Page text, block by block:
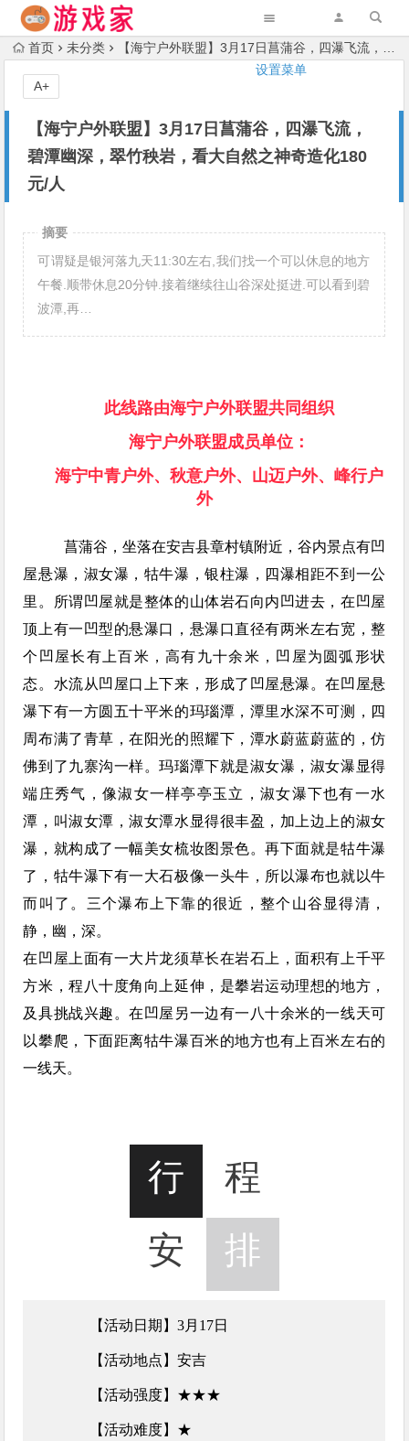
设置菜单
首页 未分类 【海宁户外联盟】3月17日菖蒲谷，四瀑飞流，碧潭幽深，翠竹秧岩，看大自然之神奇造化180元/人
【海宁户外联盟】3月17日菖蒲谷，四瀑飞流，
碧潭幽深，翠竹秧岩，看大自然之神奇造化180
元/人
A+
摘要
可谓疑是银河落九天11:30左右,我们找一个可以休息的地方
午餐.顺带休息20分钟.接着继续往山谷深处挺进.可以看到碧
波潭,再…
此线路由海宁户外联盟共同组织
海宁户外联盟成员单位：
海宁中青户外、秋意户外、山迈户外、峰行户
外
菖蒲谷，坐落在安吉县章村镇附近，谷内景点有凹
屋悬瀑，淑女瀑，牯牛瀑，银柱瀑，四瀑相距不到一公
里。所谓凹屋就是整体的山体岩石向内凹进去，在凹屋
顶上有一凹型的悬瀑口，悬瀑口直径有两米左右宽，整
个凹屋长有上百米，高有九十余米，凹屋为圆弧形状
态。水流从凹屋口上下来，形成了凹屋悬瀑。在凹屋悬
瀑下有一方圆五十平米的玛瑙潭，潭里水深不可测，四
周布满了青草，在阳光的照耀下，潭水蔚蓝蔚蓝的，仿
佛到了九寨沟一样。玛瑙潭下就是淑女瀑，淑女瀑显得
端庄秀气，像淑女一样亭亭玉立，淑女瀑下也有一水
潭，叫淑女潭，淑女潭水显得很丰盈，加上边上的淑女
瀑，就构成了一幅美女梳妆图景色。再下面就是牯牛瀑
了，牯牛瀑下有一大石极像一头牛，所以瀑布也就以牛
而叫了。三个瀑布上下靠的很近，整个山谷显得清，
静，幽，深。
在凹屋上面有一大片龙须草长在岩石上，面积有上千平
方米，程八十度角向上延伸，是攀岩运动理想的地方，
及具挑战兴趣。在凹屋另一边有一八十余米的一线天可
以攀爬，下面距离牯牛瀑百米的地方也有上百米左右的
一线天。
行
程
安
排
【活动日期】3月17日
【活动地点】安吉
【活动强度】★★★
【活动难度】★